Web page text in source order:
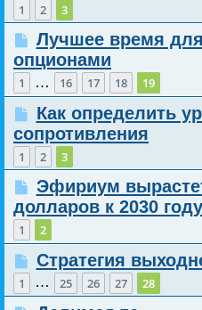
1 2 3
Лучшее время
опционами
1 … 16 17 18 19
Как определить
сопротивления
1 2 3
Эфириум
долларов к 2030 году
1 2
Стратегия
1 … 25 26 27 28